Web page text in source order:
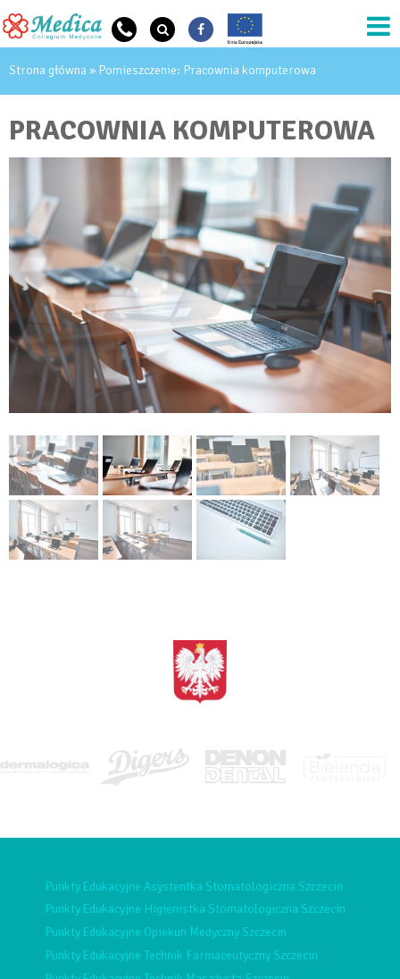
Przejdź do treści
Strona główna» Pomieszczenie: Pracownia komputerowa
PRACOWNIA KOMPUTEROWA
Punkty Edukacyjne Asystentka Stomatologiczna Szczecin
Punkty Edukacyjne Higienistka Stomatologiczna Szczecin
Punkty Edukacyjne Opiekun Medyczny Szczecin
Punkty Edukacyjne Technik Farmaceutyczny Szczecin